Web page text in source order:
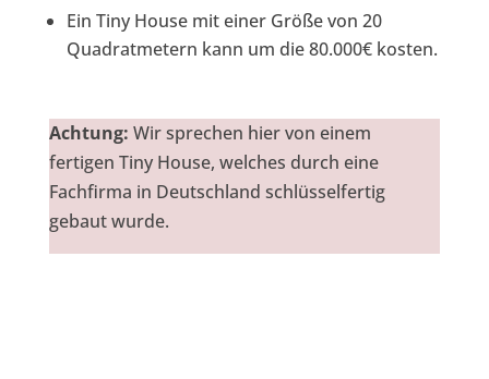
Ein Tiny House mit einer Größe von 20
Quadratmetern kann um die 80.000€ kosten.
Achtung: Wir sprechen hier von einem
fertigen Tiny House, welches durch eine
Fachfirma in Deutschland schlüsselfertig
gebaut wurde.